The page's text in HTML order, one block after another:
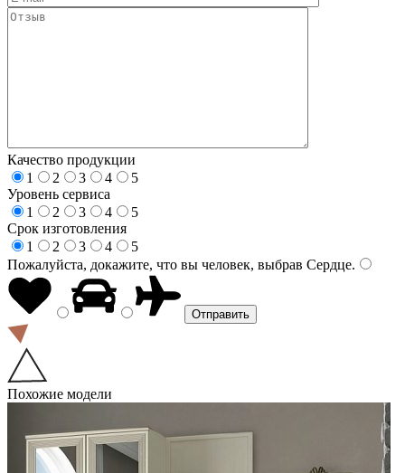
Качество продукции
1
2 3 4
5
Уровень сервиса
1
2 3 4
5
Срок изготовления
1
2 3 4
5
Пожалуйста, докажите, что вы человек, выбрав Сердце.
Похожие модели